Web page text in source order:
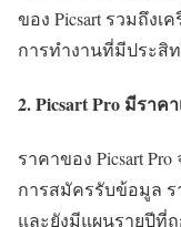
ของ Picsart รวมถึง
การทำงานที่มีประสิ
2. Picsart Pro มีราค
ราคาของ Picsart
การสมัครรับข้อมูล
และยังมีแผนรายปีที่